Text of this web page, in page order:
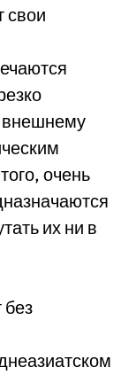
свои
внешнему
очень
их ни в
без